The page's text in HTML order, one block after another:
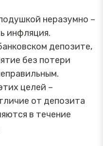
неразумно –
инфляция.
депозите,
без потери
целей –
от депозита
в течение